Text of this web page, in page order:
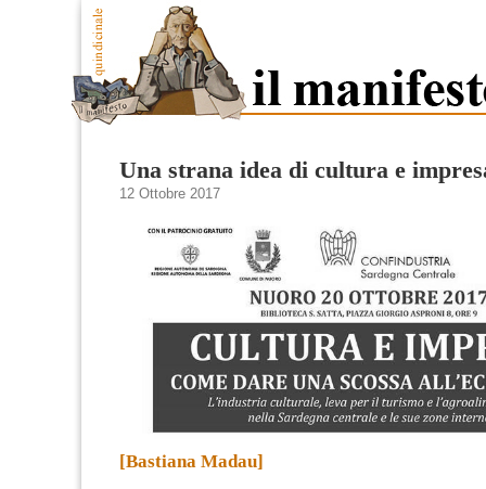
Una strana idea di cultura e
12 Ottobre 2017
[Bastiana Madau]